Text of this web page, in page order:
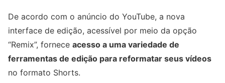
De acordo com o anúncio do YouTube, a nova
interface de edição, acessível por meio da opção
“Remix”, fornece acesso a uma variedade de
ferramentas de edição para reformatar seus vídeos
no formato Shorts.